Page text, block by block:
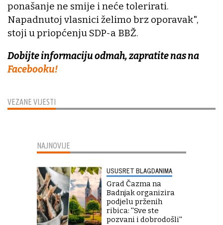
VEZANE VIJESTI
ponašanje ne smije i neće tolerirati.
Napadnutoj vlasnici želimo brz oporavak",
stoji u priopćenju SDP-a BBŽ.
Dobijte informaciju odmah, zapratite nas na
Facebooku!
NAJNOVIJE
USUSRET BLAGDANIMA
Grad Čazma na
Badnjak organizira
podjelu prženih
ribica: ''Sve ste
pozvani i dobrodošli''